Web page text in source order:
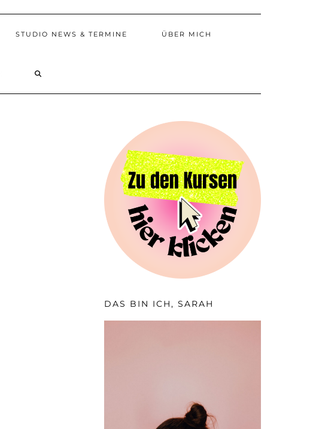
STUDIO NEWS & TERMINE ÜBER MICH
DAS BIN ICH, SARAH